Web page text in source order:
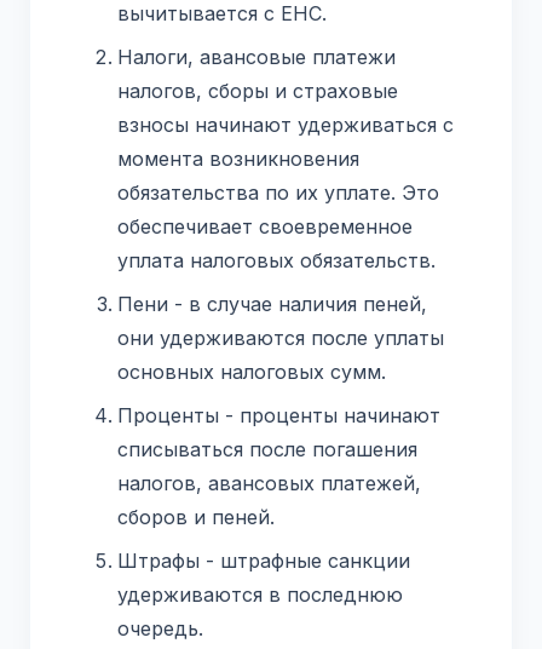
вычитывается с ЕНС.
Налоги, авансовые платежи
налогов, сборы и страховые
взносы начинают удерживаться с
момента возникновения
обязательства по их уплате. Это
обеспечивает своевременное
уплата налоговых обязательств.
Пени - в случае наличия пеней,
они удерживаются после уплаты
основных налоговых сумм.
Проценты - проценты начинают
списываться после погашения
налогов, авансовых платежей,
сборов и пеней.
Штрафы - штрафные санкции
удерживаются в последнюю
очередь.